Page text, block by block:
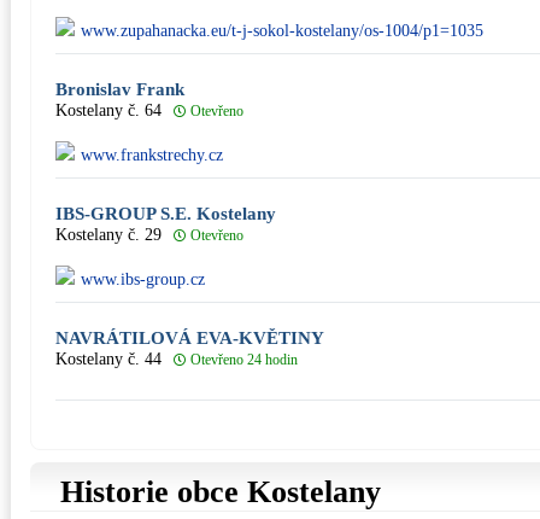
www.zupahanacka.eu/t-j-sokol-kostelany/os-1004/p1=1035
Bronislav Frank
Kostelany č. 64 Otevřeno
www.frankstrechy.cz
IBS-GROUP S.E. Kostelany
Kostelany č. 29 Otevřeno
www.ibs-group.cz
NAVRÁTILOVÁ EVA-KVĚTINY
Kostelany č. 44 Otevřeno 24 hodin
Historie obce Kostelany